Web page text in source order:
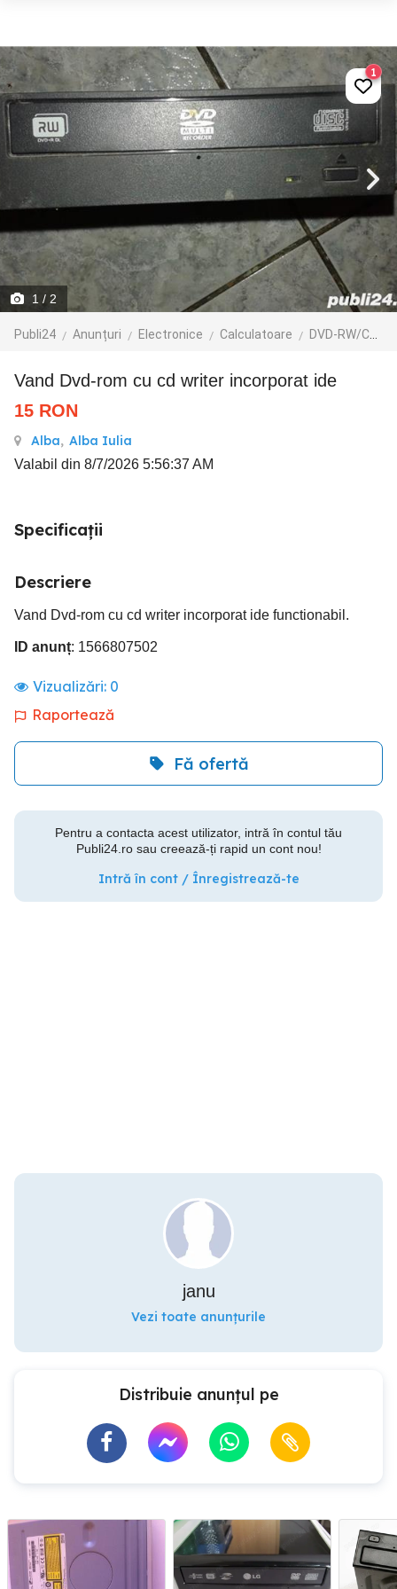
1 / 2
Publi24 Anunțuri Electronice Calculatoare DVD-RW/CD-RW
1
Vand Dvd-rom cu cd writer incorporat ide
15 RON
Alba, Alba Iulia
Valabil din 8/7/2026 5:56:37 AM
Specificații
Descriere
Vand Dvd-rom cu cd writer incorporat ide functionabil.
ID anunț: 1566807502
Vizualizări: 0
Raportează
Fă ofertă
Pentru a contacta acest utilizator, intră în contul tău
Publi24.ro sau creează-ți rapid un cont nou!
Intră în cont / Înregistrează-te
janu
Vezi toate anunțurile
Distribuie anunțul pe